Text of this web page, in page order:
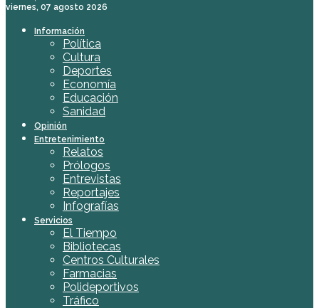
viernes, 07 agosto 2026
Información
Política
Cultura
Deportes
Economía
Educación
Sanidad
Opinión
Entretenimiento
Relatos
Prólogos
Entrevistas
Reportajes
Infografías
Servicios
El Tiempo
Bibliotecas
Centros Culturales
Farmacias
Polideportivos
Tráfico